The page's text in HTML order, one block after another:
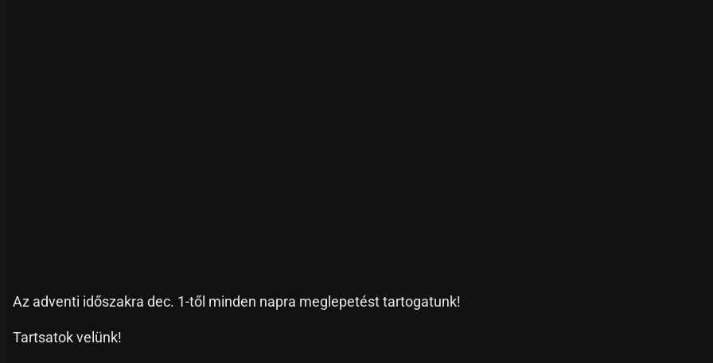
Az adventi időszakra dec. 1-től minden napra meglepetést tartogatunk!
Tartsatok velünk!